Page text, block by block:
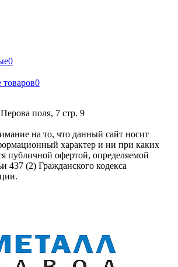
0
0
поля, 7 стр. 9
на то, что данный сайт носит
характер и ни при каких
публичной офертой, определяемой
437 (2) Гражданского кодекса